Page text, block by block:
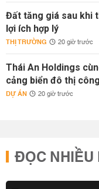
Đất tăng giá sau khi
lợi ích hợp lý
THỊ TRƯỜNG 20 giờ trước
Thái An Holdings
cảng biển đô thị
DỰ ÁN 20 giờ trước
ĐỌC NHIỀU